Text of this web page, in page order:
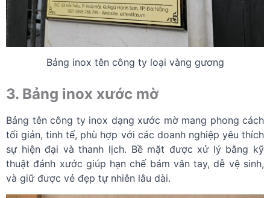
Bảng inox tên công ty loại vàng gương
3. Bảng inox xước mờ
Bảng tên công ty inox dạng xước mờ mang phong cách
tối giản, tinh tế, phù hợp với các doanh nghiệp yêu thích
sự hiện đại và thanh lịch. Bề mặt được xử lý bằng kỹ
thuật đánh xước giúp hạn chế bám vân tay, dễ vệ sinh,
và giữ được vẻ đẹp tự nhiên lâu dài.